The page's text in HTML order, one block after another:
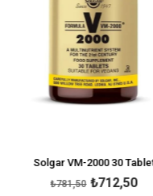
Solgar VM-2000 30 Tablet
₺712,50
₺781,50